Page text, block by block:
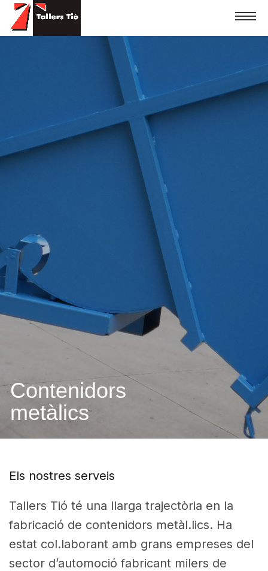
Contenidors
metàlics
Els nostres serveis
Tallers Tió té una llarga trajectòria en la
fabricació de contenidors metàl.lics. Ha
estat col.laborant amb grans empreses del
sector d’automoció fabricant milers de